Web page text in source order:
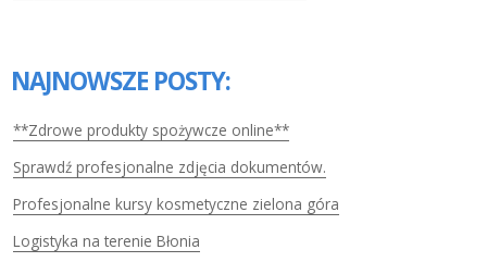
NAJNOWSZE POSTY:
**Zdrowe produkty spożywcze online**
Sprawdź profesjonalne zdjęcia dokumentów.
Profesjonalne kursy kosmetyczne zielona góra
Logistyka na terenie Błonia